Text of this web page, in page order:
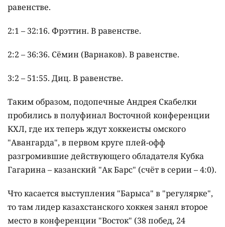
равенстве.
2:1 – 32:16. Фрэттин. В равенстве.
2:2 – 36:36. Сёмин (Варнаков). В равенстве.
3:2 – 51:55. Диц. В равенстве.
Таким образом, подопечные Андрея Скабелки
пробились в полуфинал Восточной конференции
КХЛ, где их теперь ждут хоккеисты омского
"Авангарда", в первом круге плей-офф
разгромившие действующего обладателя Кубка
Гагарина – казанский "Ак Барс" (счёт в серии – 4:0).
Что касается выступления "Барыса" в "регулярке",
то там лидер казахстанского хоккея занял второе
место в конференции "Восток" (38 побед, 24